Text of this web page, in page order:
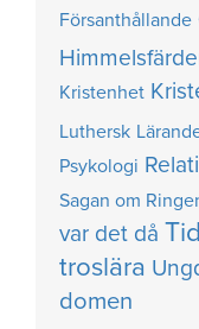
Försanthållande
Kristenhet
Luthersk
Psykologi
Sagan om
var det då Tid
troslära
domen